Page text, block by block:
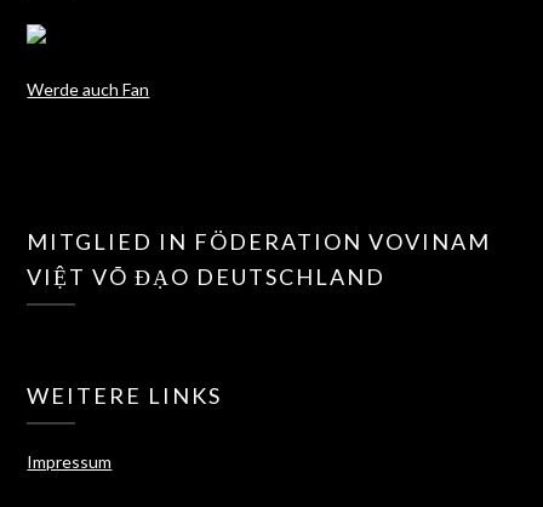
Werde auch Fan
MITGLIED IN FÖDERATION VOVINAM
VIỆT VÕ ĐẠO DEUTSCHLAND
WEITERE LINKS
Impressum